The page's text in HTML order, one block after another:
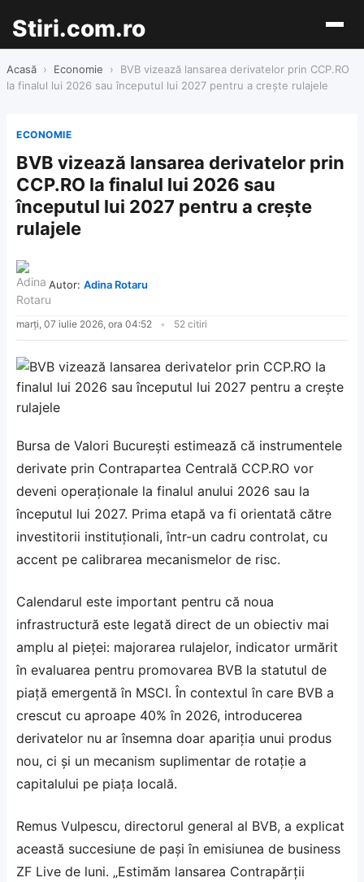
Stiri.com.ro
Acasă › Economie ›
BVB vizează lansarea derivatelor prin CCP.RO
la finalul lui 2026 sau începutul lui 2027 pentru a crește rulajele
ECONOMIE
BVB vizează lansarea derivatelor prin
CCP.RO la finalul lui 2026 sau
începutul lui 2027 pentru a crește
rulajele
Autor: Adina Rotaru
marți, 07 iulie 2026, ora 04:52 52 citiri
Bursa de Valori București estimează că instrumentele
derivate prin Contrapartea Centrală CCP.RO vor
deveni operaționale la finalul anului 2026 sau la
începutul lui 2027. Prima etapă va fi orientată către
investitorii instituționali, într-un cadru controlat, cu
accent pe calibrarea mecanismelor de risc.
Calendarul este important pentru că noua
infrastructură este legată direct de un obiectiv mai
amplu al pieței: majorarea rulajelor, indicator urmărit
în evaluarea pentru promovarea BVB la statutul de
piață emergentă în MSCI. În contextul în care BVB a
crescut cu aproape 40% în 2026, introducerea
derivatelor nu ar însemna doar apariția unui produs
nou, ci și un mecanism suplimentar de rotație a
capitalului pe piața locală.
Remus Vulpescu, directorul general al BVB, a explicat
această succesiune de pași în emisiunea de business
ZF Live de luni. „Estimăm lansarea Contrapărții